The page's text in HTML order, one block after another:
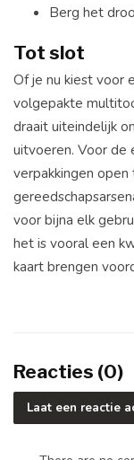
Berg het
Tot slot
Of je nu kiest voor
volgepakte
draait uiteindelijk
uitvoeren. Voor de
verpakkingen
voor bijna elk
het is vooral een
kaart brengen
Reacties (0)
Laat een reactie